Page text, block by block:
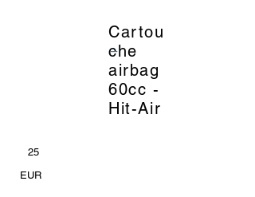
Cartou
che
airbag
60cc -
Hit-Air
_
25
EUR